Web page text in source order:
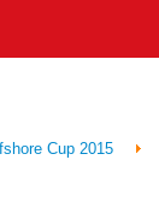
Cup 2015